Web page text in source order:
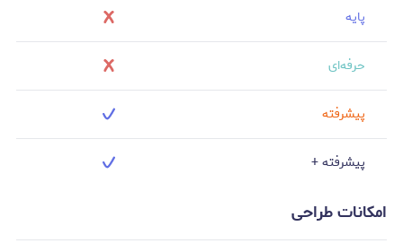
پایه
حرفه‌ای
پیشرفته
پیشرفته +
امکانات طراحی